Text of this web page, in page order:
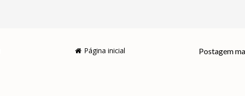
Postagem
Página inicial